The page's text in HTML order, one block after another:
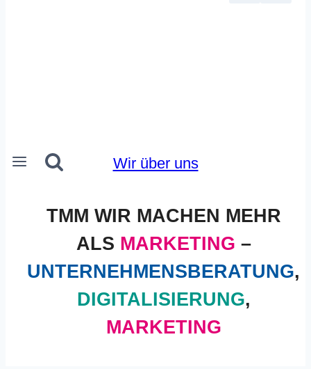
Wir über uns
TMM WIR MACHEN MEHR
ALS MARKETING –
UNTERNEHMENSBERATUNG,
DIGITALISIERUNG,
MARKETING